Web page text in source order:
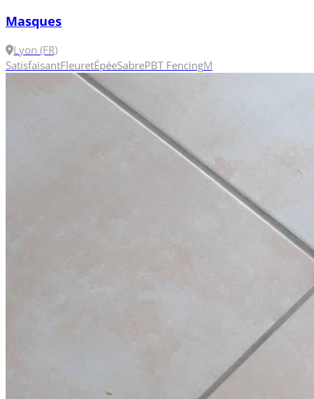
Masques
Lyon (FR)
SatisfaisantFleuretÉpéeSabrePBT FencingM